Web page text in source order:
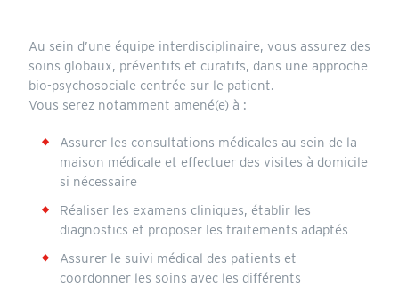
Au sein d’une équipe interdisciplinaire, vous assurez des
soins globaux, préventifs et curatifs, dans une approche
bio-psychosociale centrée sur le patient.
Vous serez notamment amené(e) à :
Assurer les consultations médicales au sein de la
maison médicale et effectuer des visites à domicile
si nécessaire
Réaliser les examens cliniques, établir les
diagnostics et proposer les traitements adaptés
Assurer le suivi médical des patients et
coordonner les soins avec les différents